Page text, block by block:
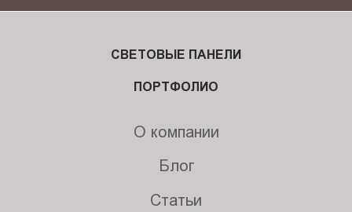
СВЕТОВЫЕ ПАНЕЛИ
ПОРТФОЛИО
О компании
Блог
Статьи